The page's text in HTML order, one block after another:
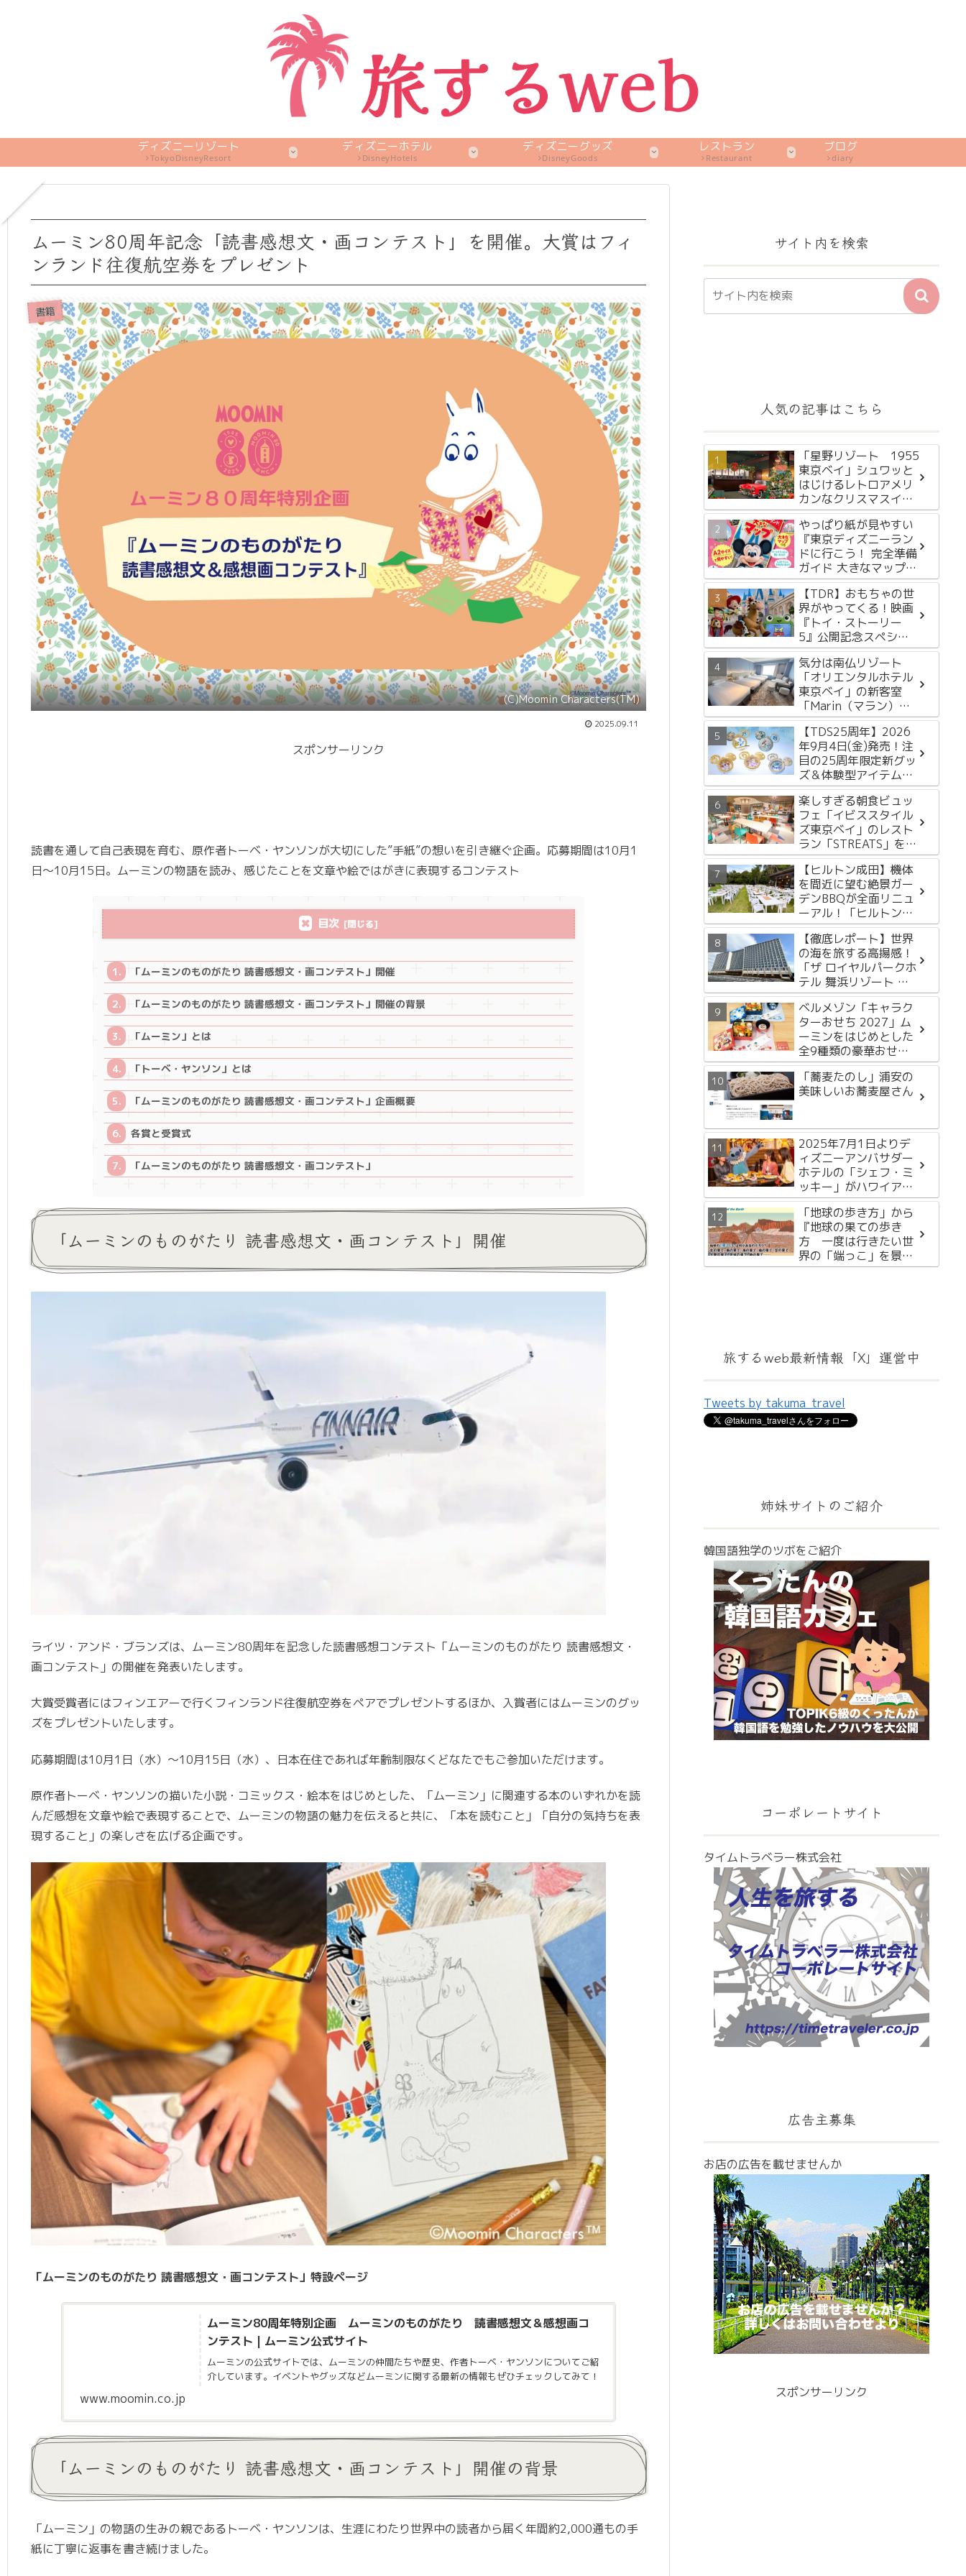
ディズニーリゾート
TokyoDisneyResort
ディズニーホテル
DisneyHotels
ディズニーグッズ
DisneyGoods
レストラン
Restaurant
ブログ
diary
ムーミン80周年記念「読書感想⽂・画コンテスト」を開催。⼤賞はフィ
ンランド往復航空券をプレゼント
書籍
(C)Moomin Characters(TM)
2025.09.11
スポンサーリンク
読書を通して⾃⼰表現を育む、原作者トーベ・ヤンソンが⼤切にした”⼿紙”の想いを引き継ぐ企画。応募期間は10⽉1
⽇〜10⽉15⽇。ムーミンの物語を読み、感じたことを⽂章や絵ではがきに表現するコンテスト
目次
「ムーミンのものがたり 読書感想⽂・画コンテスト」開催
「ムーミンのものがたり 読書感想⽂・画コンテスト」開催の背景
「ムーミン」とは
「トーベ・ヤンソン」とは
「ムーミンのものがたり 読書感想⽂・画コンテスト」企画概要
各賞と受賞式
「ムーミンのものがたり 読書感想⽂・画コンテスト」
「ムーミンのものがたり 読書感想⽂・画コンテスト」開催
ライツ・アンド・ブランズは、ムーミン80周年を記念した読書感想コンテスト「ムーミンのものがたり 読書感想⽂・
画コンテスト」の開催を発表いたします。
⼤賞受賞者にはフィンエアーで⾏くフィンランド往復航空券をペアでプレゼントするほか、⼊賞者にはムーミンのグッ
ズをプレゼントいたします。
応募期間は10⽉1⽇（⽔）〜10⽉15⽇（⽔）、⽇本在住であれば年齢制限なくどなたでもご参加いただけます。
原作者トーベ・ヤンソンの描いた⼩説・コミックス・絵本をはじめとした、「ムーミン」に関連する本のいずれかを読
んだ感想を⽂章や絵で表現することで、ムーミンの物語の魅⼒を伝えると共に、「本を読むこと」「⾃分の気持ちを表
現すること」の楽しさを広げる企画です。
「ムーミンのものがたり 読書感想⽂・画コンテスト」特設ページ
ムーミン80周年特別企画 ムーミンのものがたり 読書感想文＆感想画コ
ンテスト | ムーミン公式サイト
ムーミンの公式サイトでは、ムーミンの仲間たちや歴史、作者トーベ・ヤンソンについてご紹
介しています。イベントやグッズなどムーミンに関する最新の情報もぜひチェックしてみて！
www.moomin.co.jp
「ムーミンのものがたり 読書感想⽂・画コンテスト」開催の背景
「ムーミン」の物語の⽣みの親であるトーベ・ヤンソンは、⽣涯にわたり世界中の読者から届く年間約2,000通もの⼿
紙に丁寧に返事を書き続けました。
サイト内を検索
人気の記事はこちら
「星野リゾート 1955
東京ベイ」シュワッと
はじけるレトロアメリ
カンなクリスマスイベ
ント「OLDIES COLA
HOLIDAY 1955」を
2024年11月15日～12
月25日に初開催
やっぱり紙が見やすい
『東京ディズニーラン
ドに行こう！ 完全準備
ガイド 大きなマップつ
き』が2月29日に発売
【TDR】おもちゃの世
界がやってくる！映画
『トイ・ストーリー
5』公開記念スペシャ
ルイベント開催決定
気分は南仏リゾート
「オリエンタルホテル
東京ベイ」の新客室
「Marin（マラン）
Floor」をレポートし
ます！
【TDS25周年】2026
年9月4日(金)発売！注
目の25周年限定新グッ
ズ＆体験型アイテム3
選
楽しすぎる朝食ビュッ
フェ「イビススタイル
ズ東京ベイ」のレスト
ラン「STREATS」をレ
ポートします
【ヒルトン成田】機体
を間近に望む絶景ガー
デンBBQが全面リニュ
ーアル！「ヒルトンガ
ーデンバーベキュー
2026」徹底レポート
【徹底レポート】世界
の海を旅する高揚感！
「ザ ロイヤルパークホ
テル 舞浜リゾート 東
京ベイ」2月13日開
業！
ベルメゾン「キャラク
ターおせち 2027」ム
ーミンをはじめとした
全9種類の豪華おせち
を徹底紹介
「蕎麦たのし」浦安の
美味しいお蕎麦屋さん
2025年7月1日よりデ
ィズニーアンバサダー
ホテルの「シェフ・ミ
ッキー」がハワイアン
スタイルに！
「地球の歩き方」から
『地球の果ての歩き
方 一度は行きたい世
界の「端っこ」を景観
＆旅の雑学とともに解
旅するweb最新情報「X」運営中
Tweets by takuma_travel
姉妹サイトのご紹介
韓国語独学のツボをご紹介
コーポレートサイト
タイムトラベラー株式会社
広告主募集
お店の広告を載せませんか
スポンサーリンク